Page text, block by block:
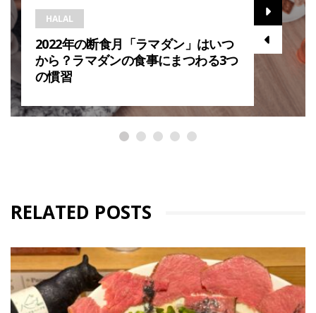
HALAL
2022年の断食月「ラマダン」はいつ
から？ラマダンの食事にまつわる3つ
の慣習
RELATED POSTS